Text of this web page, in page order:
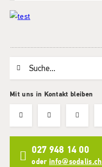
Suchwort
Mit uns in Kontakt bleiben
027 948 14 00
oder info@sodalis.ch